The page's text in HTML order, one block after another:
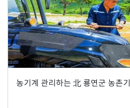
농기계 관리하는 北 룡연군 농촌